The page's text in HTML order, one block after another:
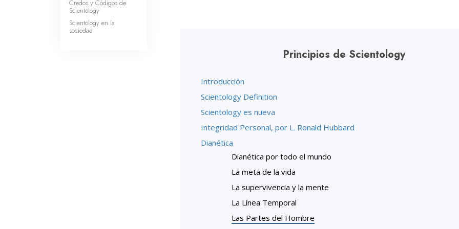
Principios de Scientology
Introducción
Scientology Definition
Scientology es nueva
Integridad Personal, por L. Ronald Hubbard
Dianética
Dianética por todo el mundo
La meta de la vida
La supervivencia y la mente
La Línea Temporal
Las Partes del Hombre
Credos y Códigos de
Scientology
Scientology en la
sociedad